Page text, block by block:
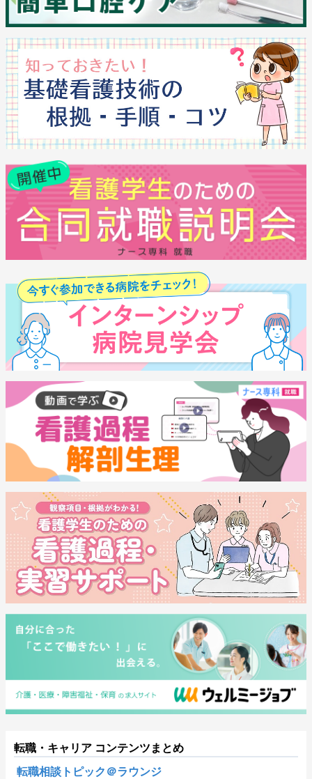
転職・キャリア コンテンツまとめ
転職相談トピック＠ラウンジ